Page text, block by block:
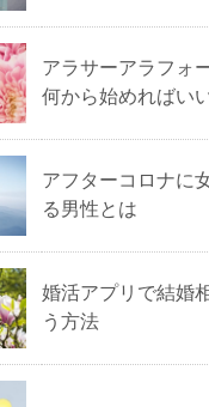
アラサーアラフォ
何から始めればい
アフターコロナに
る男性とは
婚活アプリで結婚
う方法